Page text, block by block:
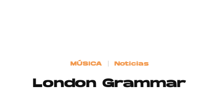
MÚSICA Noticias
London Grammar